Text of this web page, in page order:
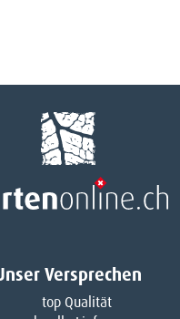
Versprechen
top Qualität